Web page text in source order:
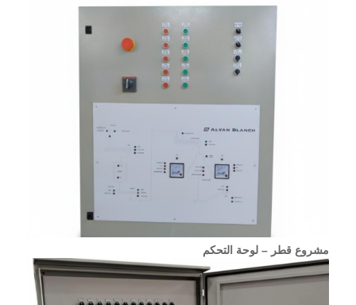
مشروع قطر – لوحة التحكم